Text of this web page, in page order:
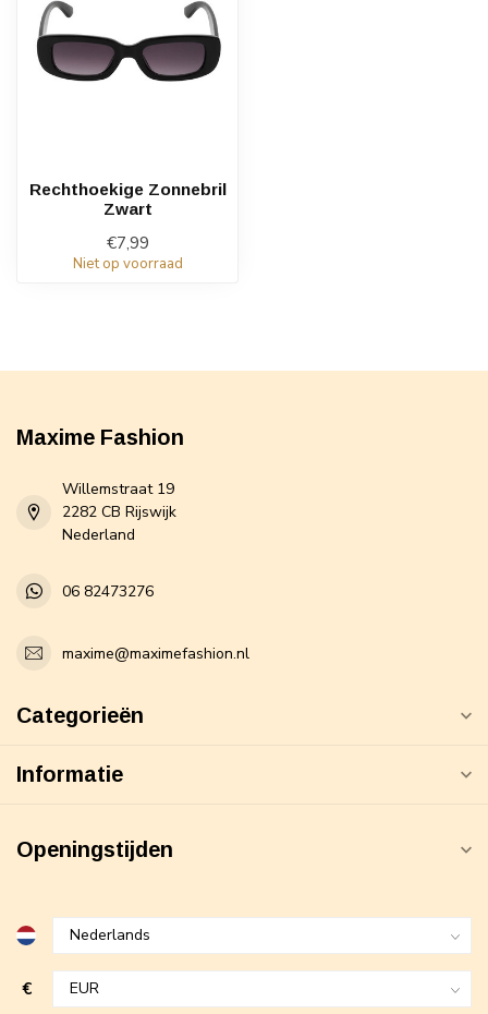
Rechthoekige Zonnebril
Zwart
€7,99
Niet op voorraad
Maxime Fashion
Willemstraat 19
2282 CB Rijswijk
Nederland
06 82473276
maxime@maximefashion.nl
Categorieën
Informatie
Openingstijden
€